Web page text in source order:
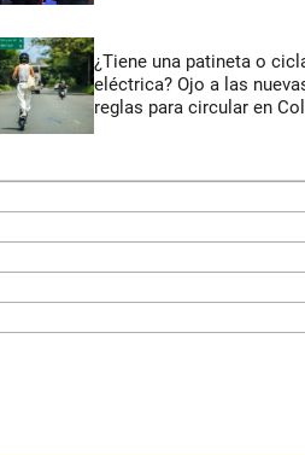
¿Tiene una patineta o
eléctrica? Ojo a las
reglas para circular en